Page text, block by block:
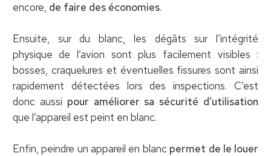
encore, de faire des économies.
Ensuite, sur du blanc, les dégâts sur l’intégrité
physique de l’avion sont plus facilement visibles :
bosses, craquelures et éventuelles fissures sont ainsi
rapidement détectées lors des inspections. C’est
donc aussi pour améliorer sa sécurité d’utilisation
que l’appareil est peint en blanc.
Enfin, peindre un appareil en blanc permet de le louer